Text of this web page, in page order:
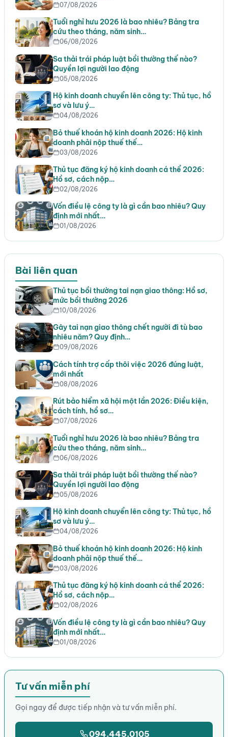
07/08/2026
Tuổi nghỉ hưu 2026 là bao nhiêu? Bảng tra
cứu theo tháng, năm sinh…
06/08/2026
Sa thải trái pháp luật bồi thường thế nào?
Quyền lợi người lao động
05/08/2026
Hộ kinh doanh chuyển lên công ty: Thủ tục, hồ
sơ và lưu ý…
04/08/2026
Bỏ thuế khoán hộ kinh doanh 2026: Hộ kinh
doanh phải nộp thuế thế…
03/08/2026
Thủ tục đăng ký hộ kinh doanh cá thể 2026:
Hồ sơ, cách nộp…
02/08/2026
Vốn điều lệ công ty là gì cần bao nhiêu? Quy
định mới nhất…
01/08/2026
Bài liên quan
Thủ tục bồi thường tai nạn giao thông: Hồ sơ,
mức bồi thường 2026
10/08/2026
Gây tai nạn giao thông chết người đi tù bao
nhiêu năm? Quy định…
09/08/2026
Cách tính trợ cấp thôi việc 2026 đúng luật,
mới nhất
08/08/2026
Rút bảo hiểm xã hội một lần 2026: Điều kiện,
cách tính, hồ sơ…
07/08/2026
Tuổi nghỉ hưu 2026 là bao nhiêu? Bảng tra
cứu theo tháng, năm sinh…
06/08/2026
Sa thải trái pháp luật bồi thường thế nào?
Quyền lợi người lao động
05/08/2026
Hộ kinh doanh chuyển lên công ty: Thủ tục, hồ
sơ và lưu ý…
04/08/2026
Bỏ thuế khoán hộ kinh doanh 2026: Hộ kinh
doanh phải nộp thuế thế…
03/08/2026
Thủ tục đăng ký hộ kinh doanh cá thể 2026:
Hồ sơ, cách nộp…
02/08/2026
Vốn điều lệ công ty là gì cần bao nhiêu? Quy
định mới nhất…
01/08/2026
Tư vấn miễn phí
Gọi ngay để được tiếp nhận và tư vấn miễn phí.
094.445.0105